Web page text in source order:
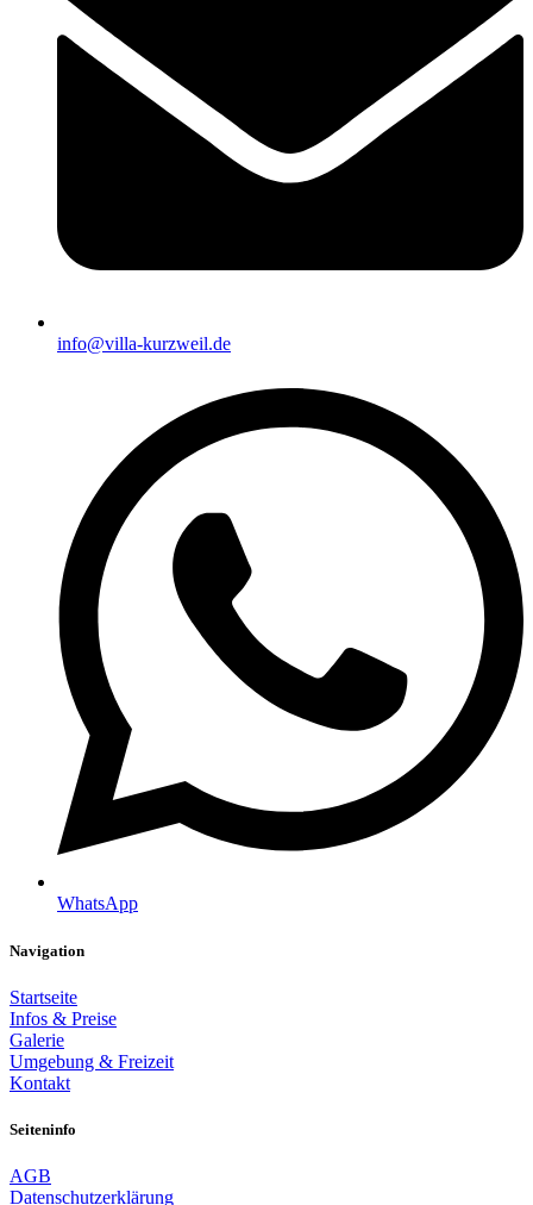
info@villa-kurzweil.de
WhatsApp
Navigation
Startseite
Infos & Preise
Galerie
Umgebung & Freizeit​
Kontakt
Seiteninfo
AGB
Datenschutzerklärung